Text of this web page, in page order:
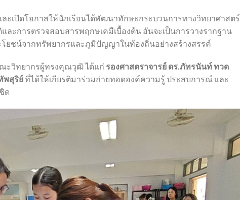
ะเปิดโอกาสให้นักเรียนได้พัฒนาทักษะกระบวนการทางวิทยาศาสตร์
ะการตรวจสอบสารพฤกษเคมีเบื้องต้น อันจะเป็นการวางรากฐาน
โยชน์จากทรัพยากรและภูมิปัญญาในท้องถิ่นอย่างสร้างสรรค์
ะวิทยากรผู้ทรงคุณวุฒิ ได้แก่ รองศาสตราจารย์ ดร.ภัทรนันท์ ทวด
พสุริย์ที่ได้ให้เกียรติมาร่วมถ่ายทอดองค์ความรู้ ประสบการณ์ และ
ด